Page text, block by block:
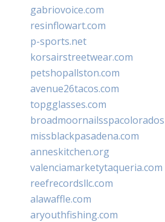
gabriovoice.com
resinflowart.com
p-sports.net
korsairstreetwear.com
petshopallston.com
avenue26tacos.com
topgglasses.com
missblackpasadena.com
anneskitchen.org
valenciamarketytaqueria.com
reefrecordsllc.com
alawaffle.com
aryouthfishing.com